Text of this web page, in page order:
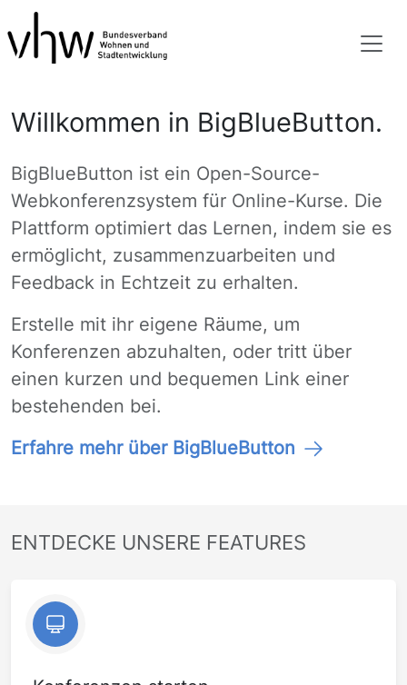
Willkommen in BigBlueButton.
BigBlueButton ist ein Open-Source-
Webkonferenzsystem für Online-Kurse. Die
Plattform optimiert das Lernen, indem sie es
ermöglicht, zusammenzuarbeiten und
Feedback in Echtzeit zu erhalten.
Erstelle mit ihr eigene Räume, um
Konferenzen abzuhalten, oder tritt über
einen kurzen und bequemen Link einer
bestehenden bei.
Erfahre mehr über BigBlueButton
ENTDECKE UNSERE FEATURES